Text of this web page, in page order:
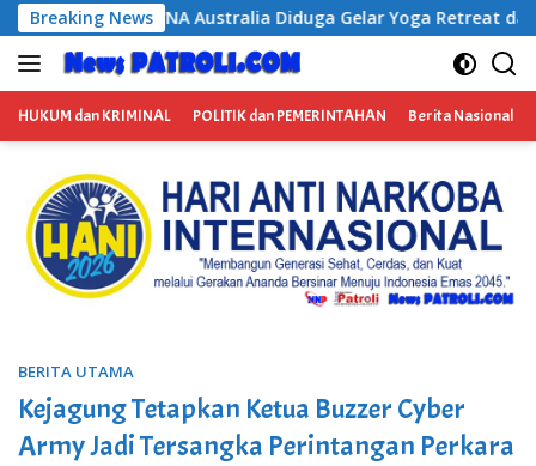
Langsung
ke
konten
Breaking News
Diduga Gelar Yoga Retreat dan Menjadi Instruktur
HUKUM dan KRIMINAL POLITIK dan PEMERINTAHAN Berita Nasional
BERITA UTAMA
Kejagung Tetapkan Ketua Buzzer Cyber
Army Jadi Tersangka Perintangan Perkara